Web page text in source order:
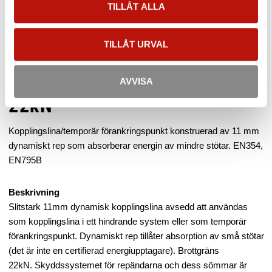
TILLÅT ALLA
TILLÅT URVAL
AVVISA
Visa alla produkter från CAMP Safety
Kopplingslina - Dynaone
22kN
Kopplingslina/temporär förankringspunkt konstruerad av 11 mm
dynamiskt rep som absorberar energin av mindre stötar. EN354,
EN795B
Beskrivning
Slitstark 11mm dynamisk kopplingslina avsedd att användas
som kopplingslina i ett hindrande system eller som temporär
förankringspunkt. Dynamiskt rep tillåter absorption av små stötar
(det är inte en certifierad energiupptagare). Brottgräns
22kN. Skyddssystemet för repändarna och dess sömmar är